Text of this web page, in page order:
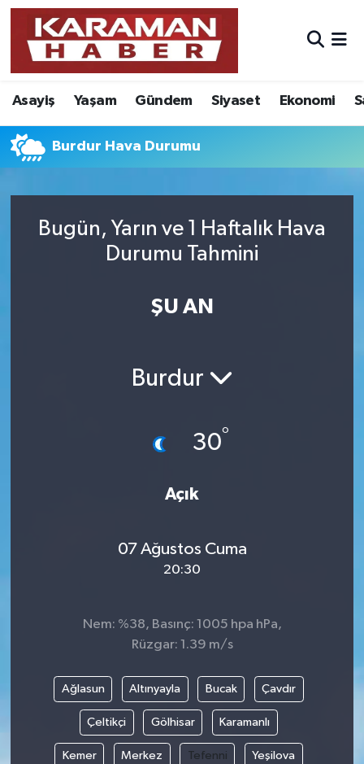
Asayiş Yaşam Gündem Siyaset Ekonomi
Burdur Hava Durumu
Bugün, Yarın ve 1 Haftalık Hava
Durumu Tahmini
ŞU AN
Burdur
30°
Açık
07 Ağustos Cuma
20:30
Nem: %38, Basınç: 1005 hpa hPa,
Rüzgar: 1.39 m/s
Ağlasun Altınyayla Bucak Çavdır
Çeltikçi Gölhisar Karamanlı
Kemer Merkez Tefenni Yeşilova
Asayiş
Bilim - Teknoloji
Eğitim
Foto Galeri
Nöbetçi Eczaneler
Hava Durumu
Karaman Namaz Vakitleri
Süper Lig Puan Durumu ve Fikstür
Son Dakika Haberleri